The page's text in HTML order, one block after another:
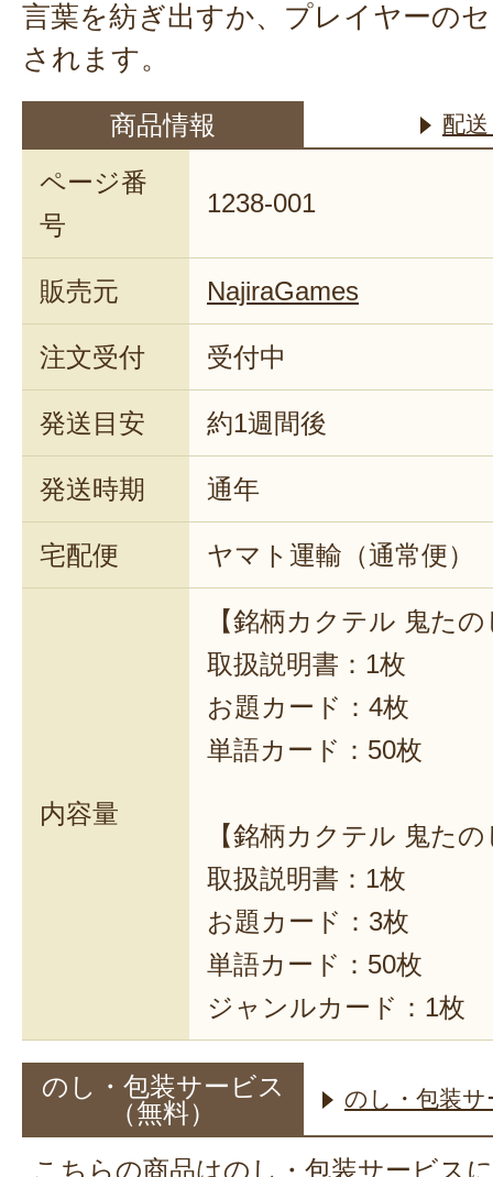
言葉を紡ぎ出すか、プレイヤーの
されます。
商品情報 配
ページ番
号
1238-001
販売元 NajiraGames
注文受付 受付中
発送目安 約1週間後
発送時期 通年
宅配便 ヤマト運輸（通常便）
内容量
【銘柄カクテル 鬼た
取扱説明書：1枚
お題カード：4枚
単語カード：50枚
【銘柄カクテル 鬼た
取扱説明書：1枚
お題カード：3枚
単語カード：50枚
ジャンルカード：1枚
のし・包装サービス
（無料）
のし・包装
こちらの商品はのし・包装サービス